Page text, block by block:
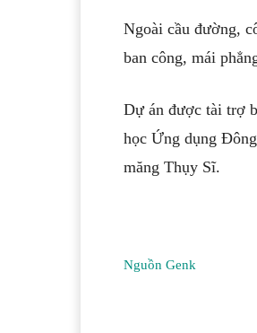
Ngoài cầu đường,
ban công, mái
Dự án được tài trợ
học Ứng dụng
măng Thụy Sĩ.
Nguồn Genk